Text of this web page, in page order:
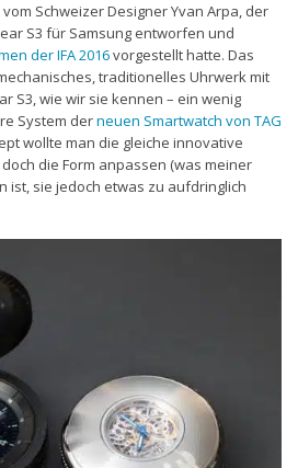
Schweizer Designer Yvan Arpa, der
S3 für Samsung entworfen und
der IFA 2016vorgestellt hatte. Das
traditionelles Uhrwerk mit
S3, wie wir sie kennen – ein wenig
System derneuen Smartwatch von TAG
wollte man die gleiche innovative
die Form anpassen (was meiner
ist, sie jedoch etwas zu aufdringlich